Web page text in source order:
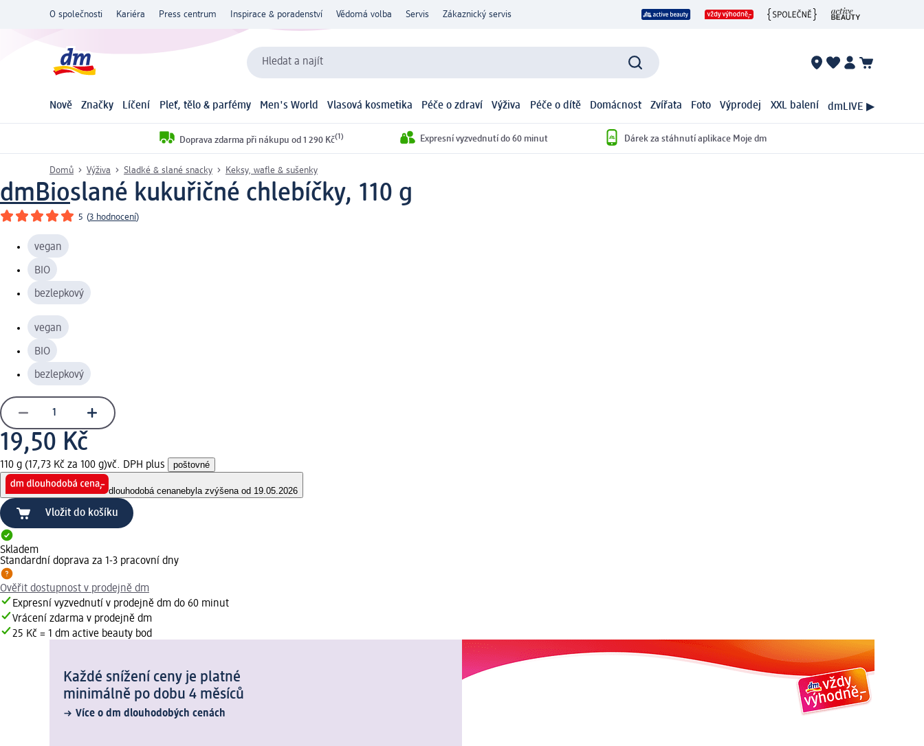
O společnosti Kariéra Press centrum Inspirace & poradenství Vědomá volba Servis Zákaznický servis
Hledat a najít
Nově Značky Líčení Pleť, tělo & parfémy Men's World Vlasová kosmetika Péče o zdraví Výživa Péče o dítě Domácnost Zvířata Foto Výprodej XXL balení dmLIVE ▶
Doprava zdarma při nákupu od 1 290 Kč(1) Expresní vyzvednutí do 60 minut Dárek za stáhnutí aplikace Moje dm
Domů Výživa Sladké & slané snacky Keksy, wafle & sušenky
dmBioslané kukuřičné chlebíčky, 110 g
5 (3 hodnocení)
vegan
BIO
bezlepkový
vegan
BIO
bezlepkový
19,50 Kč
110 g (17,73 Kč za 100 g)vč. DPH plus poštovné
dlouhodobá cenanebyla zvýšena od 19.05.2026
Vložit do košíku
Skladem
Standardní doprava za 1-3 pracovní dny
Ověřit dostupnost v prodejně dm
Expresní vyzvednutí v prodejně dm do 60 minut
Vrácení zdarma v prodejně dm
25 Kč = 1 dm active beauty bod
Každé snížení ceny je platné
minimálně po dobu 4 měsíců
Více o dm dlouhodobých cenách